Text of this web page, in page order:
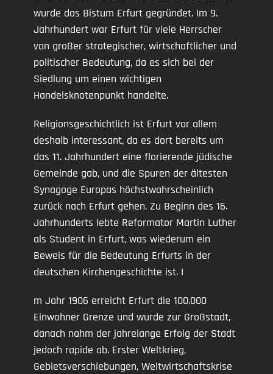
wurde das Bistum Erfurt gegründet. Im 9.
Jahrhundert war Erfurt für viele Herrscher
von großer strategischer, wirtschaftlicher und
politischer Bedeutung, da es sich bei der
Siedlung um einen wichtigen
Handelsknotenpunkt handelte.
Religionsgeschichtlich ist Erfurt vor allem
deshalb interessant, da es dort bereits um
das 11. Jahrhundert eine florierende jüdische
Gemeinde gab, und die Spuren der ältesten
Synagoge Europas höchstwahrscheinlich
zurück nach Erfurt gehen. Zu Beginn des 16.
Jahrhunderts lebte Reformator Martin Luther
als Student in Erfurt, was wiederum ein
Beweis für die Bedeutung Erfurts in der
deutschen Kirchengeschichte ist. I
m Jahr 1906 erreicht Erfurt die 100.000
Einwohner Grenze und wurde zur Großstadt,
danach nahm der jahrelange Erfolg der Stadt
jedoch rapide ab. Erster Weltkrieg,
Gebietsverschiebungen, Weltwirtschaftskrise